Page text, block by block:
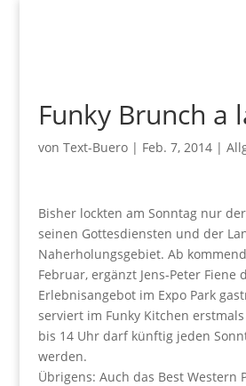
Funky Brunch a
von Text-Buero| Feb. 7, 2014|
Bisher lockten am Sonntag nur
seinen Gottesdiensten und der
Naherholungsgebiet. Ab
Februar, ergänzt Jens-Peter Fiene
Erlebnisangebot im Expo Park
serviert im Funky Kitchen
bis 14 Uhr darf künftig jeden
werden.
Übrigens: Auch das Best Western